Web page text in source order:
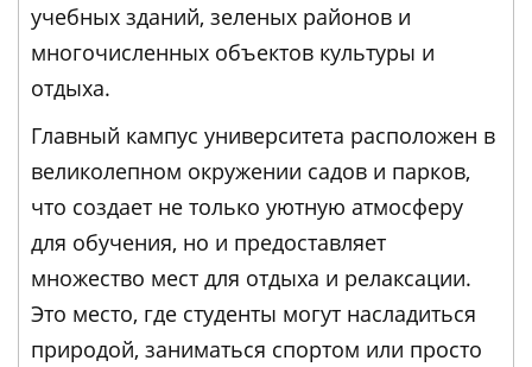
учебных зданий, зеленых районов и
многочисленных объектов культуры и
отдыха.
Главный кампус университета расположен в
великолепном окружении садов и парков,
что создает не только уютную атмосферу
для обучения, но и предоставляет
множество мест для отдыха и релаксации.
Это место, где студенты могут насладиться
природой, заниматься спортом или просто